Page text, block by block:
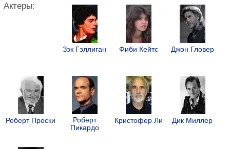
Актеры:
Зэк Гэллиган Фиби Кейтс Джон Гловер
Роберт Проски
Роберт
Пикардо
Кристофер Ли Дик Миллер